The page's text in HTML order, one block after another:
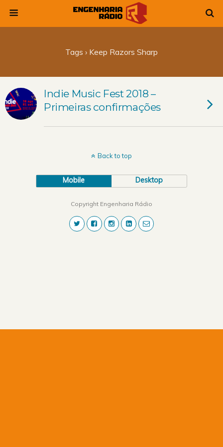
Tags › Keep Razors Sharp
Indie Music Fest 2018 –
Primeiras confirmações
Back to top
Mobile Desktop
Copyright Engenharia Rádio